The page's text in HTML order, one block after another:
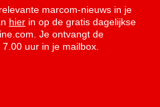
marcom-nieuws in je
hier in op de gratis dagelijkse
Je ontvangt de
uur in je mailbox.